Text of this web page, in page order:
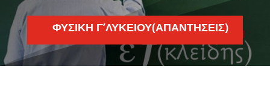
ΦΥΣΙΚΉ Γ’ΛΥΚΕΊΟΥ(ΑΠΑΝΤΉΣΕΙΣ)